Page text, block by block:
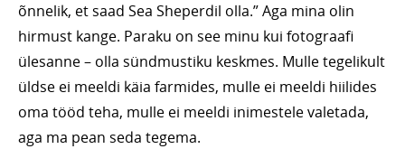
õnnelik, et saad Sea Sheperdil olla.” Aga mina olin
hirmust kange. Paraku on see minu kui fotograafi
ülesanne – olla sündmustiku keskmes. Mulle tegelikult
üldse ei meeldi käia farmides, mulle ei meeldi hiilides
oma tööd teha, mulle ei meeldi inimestele valetada,
aga ma pean seda tegema.